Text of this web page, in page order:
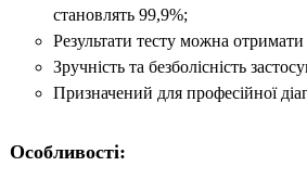
становлять 99,9%;
Результати тесту можна отримати
Зручність та безболісність
Призначений для професійної
Особливості: